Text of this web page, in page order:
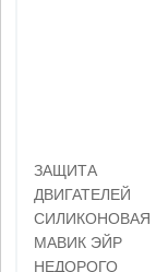
ЗАЩИТА
ДВИГАТЕЛЕЙ
СИЛИКОНОВАЯ
МАВИК ЭЙР
НЕДОРОГО